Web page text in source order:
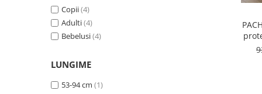
Haine plaja / inot
Ochelari de soare
Accesorii plaja
Puericultura mare
Copii(4)
Adulti(4)
Bebelusi(4)
LUNGIME
53-94 cm (1)